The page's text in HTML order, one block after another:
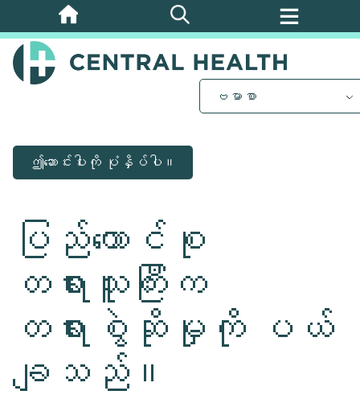
အဓိက
အကြောင်းအရာ
သို့
ဗမာစာ
ဤဆောင်းပါးကို ပုံနှိပ်ပါ။
ပြည်ထောင်စု
တရားသူကြီးက
တရားစွဲဆိုမှုကို ပယ်
ချသည်။